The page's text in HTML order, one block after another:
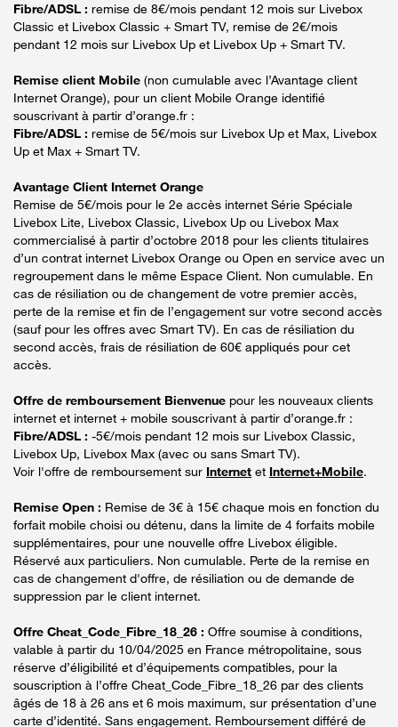
Fibre/ADSL : remise de 8€/mois pendant 12 mois sur Livebox
Classic et Livebox Classic + Smart TV, remise de 2€/mois
pendant 12 mois sur Livebox Up et Livebox Up + Smart TV.
Remise client Mobile (non cumulable avec l’Avantage client
Internet Orange), pour un client Mobile Orange identifié
souscrivant à partir d’orange.fr :
Fibre/ADSL : remise de 5€/mois sur Livebox Up et Max, Livebox
Up et Max + Smart TV.
Avantage Client Internet Orange
Remise de 5€/mois pour le 2e accès internet Série Spéciale
Livebox Lite, Livebox Classic, Livebox Up ou Livebox Max
commercialisé à partir d’octobre 2018 pour les clients titulaires
d’un contrat internet Livebox Orange ou Open en service avec un
regroupement dans le même Espace Client. Non cumulable. En
cas de résiliation ou de changement de votre premier accès,
perte de la remise et fin de l’engagement sur votre second accès
(sauf pour les offres avec Smart TV). En cas de résiliation du
second accès, frais de résiliation de 60€ appliqués pour cet
accès.
Offre de remboursement Bienvenue pour les nouveaux clients
internet et internet + mobile souscrivant à partir d’orange.fr :
Fibre/ADSL : -5€/mois pendant 12 mois sur Livebox Classic,
Livebox Up, Livebox Max (avec ou sans Smart TV).
Voir l'offre de remboursement sur Internet et Internet+Mobile.
Remise Open : Remise de 3€ à 15€ chaque mois en fonction du
forfait mobile choisi ou détenu, dans la limite de 4 forfaits mobile
supplémentaires, pour une nouvelle offre Livebox éligible.
Réservé aux particuliers. Non cumulable. Perte de la remise en
cas de changement d'offre, de résiliation ou de demande de
suppression par le client internet.
Offre Cheat_Code_Fibre_18_26 : Offre soumise à conditions,
valable à partir du 10/04/2025 en France métropolitaine, sous
réserve d’éligibilité et d’équipements compatibles, pour la
souscription à l’offre Cheat_Code_Fibre_18_26 par des clients
âgés de 18 à 26 ans et 6 mois maximum, sur présentation d’une
carte d’identité. Sans engagement. Remboursement différé de